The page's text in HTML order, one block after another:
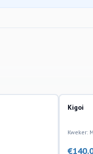
Kigoi
Kweker:
€